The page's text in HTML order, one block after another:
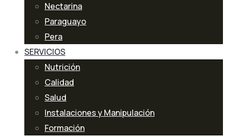
Nectarina
Paraguayo
Pera
SERVICIOS
Nutrición
Calidad
Salud
Instalaciones y Manipulación
Formación